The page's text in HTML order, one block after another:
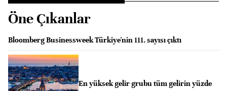
Öne Çıkanlar
Bloomberg Businessweek Türkiye'nin 111. sayısı çıktı
En yüksek gelir grubu tüm gelirin yüzde